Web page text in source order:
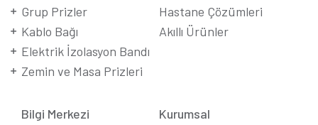
Grup Prizler
Kablo Bağı
Elektrik İzolasyon Bandı
Zemin ve Masa Prizleri
Hastane Çözümleri
Akıllı Ürünler
Bilgi Merkezi
Kurumsal